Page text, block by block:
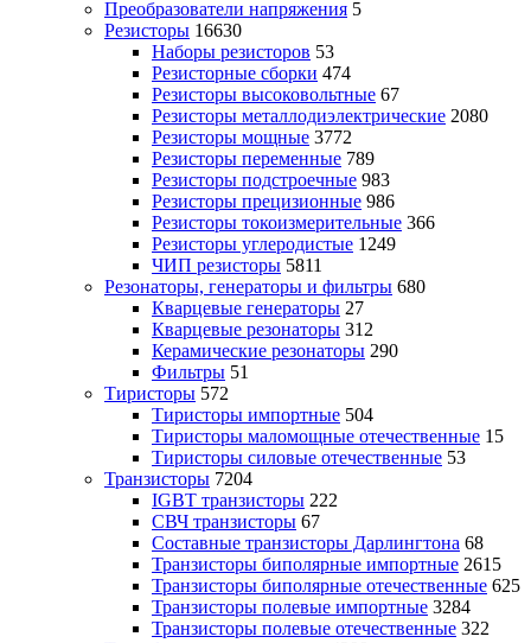
Преобразователи напряжения 5
Резисторы 16630
Наборы резисторов 53
Резисторные сборки 474
Резисторы высоковольтные 67
Резисторы металлодиэлектрические 2080
Резисторы мощные 3772
Резисторы переменные 789
Резисторы подстроечные 983
Резисторы прецизионные 986
Резисторы токоизмерительные 366
Резисторы углеродистые 1249
ЧИП резисторы 5811
Резонаторы, генераторы и фильтры 680
Кварцевые генераторы 27
Кварцевые резонаторы 312
Керамические резонаторы 290
Фильтры 51
Тиристоры 572
Тиристоры импортные 504
Тиристоры маломощные отечественные 15
Тиристоры силовые отечественные 53
Транзисторы 7204
IGBT транзисторы 222
СВЧ транзисторы 67
Составные транзисторы Дарлингтона 68
Транзисторы биполярные импортные 2615
Транзисторы биполярные отечественные 625
Транзисторы полевые импортные 3284
Транзисторы полевые отечественные 322